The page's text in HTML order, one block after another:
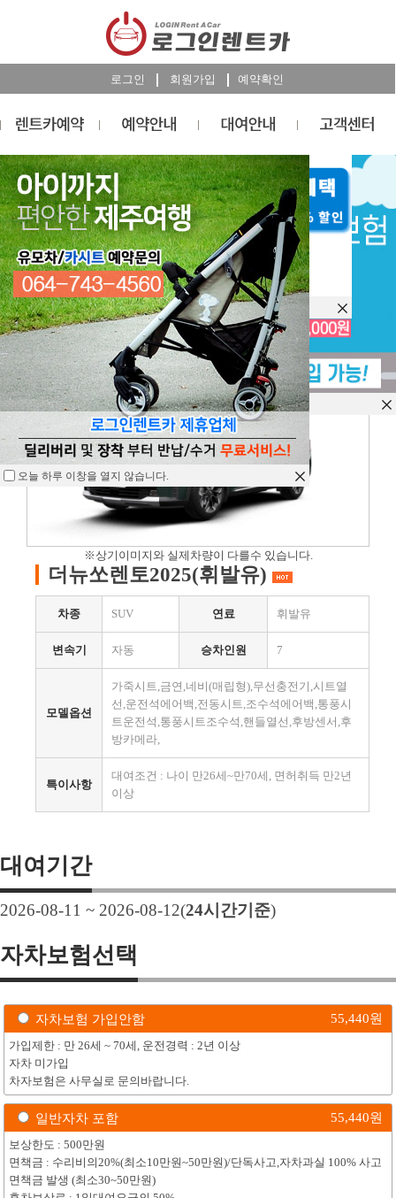
로그인 회원가입 예약확인
렌트카예약
RESERVATION
렌트카 예약하기
※상기이미지와 실제차량이 다를수 있습니다.
더뉴쏘렌토2025(휘발유)
차종 SUV 연료 휘발유
변속기 자동 승차인원 7
모델옵션
가죽시트,금연,네비(매립형),무선충전기,시트열
선,운전석에어백,전동시트,조수석에어백,통풍시
트운전석,통풍시트조수석,핸들열선,후방센서,후
방카메라,
특이사항
대여조건 : 나이 만26세~만70세, 면허취득 만2년
이상
대여기간
2026-08-11 ~ 2026-08-12(24시간기준)
자차보험선택
자차보험 가입안함 55,440원
가입제한 : 만 26세 ~ 70세, 운전경력 : 2년 이상
자차 미가입
차자보험은 사무실로 문의바랍니다.
일반자차 포함 55,440원
보상한도 : 500만원
면책금 : 수리비의20%(최소10만원~50만원)/단독사고,자차과실 100% 사고
면책금 발생 (최소30~50만원)
오늘 하루 이창을 열지 않습니다.
오늘 하루 이창을 열지 않습니다.
오늘 하루 이창을 열지 않습니다.
오늘 하루 이창을 열지 않습니다.